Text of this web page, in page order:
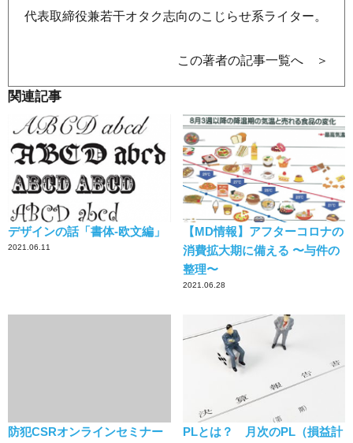
代表取締役兼若干オタク志向のこじらせ系ライター。
この著者の記事一覧へ ＞
関連記事
デザインの話「書体-欧文編」
2021.06.11
【MD情報】アフターコロナの
消費拡大期に備える 〜与件の
整理〜
2021.06.28
防犯CSRオンラインセミナー
PLとは？ 月次のPL（損益計